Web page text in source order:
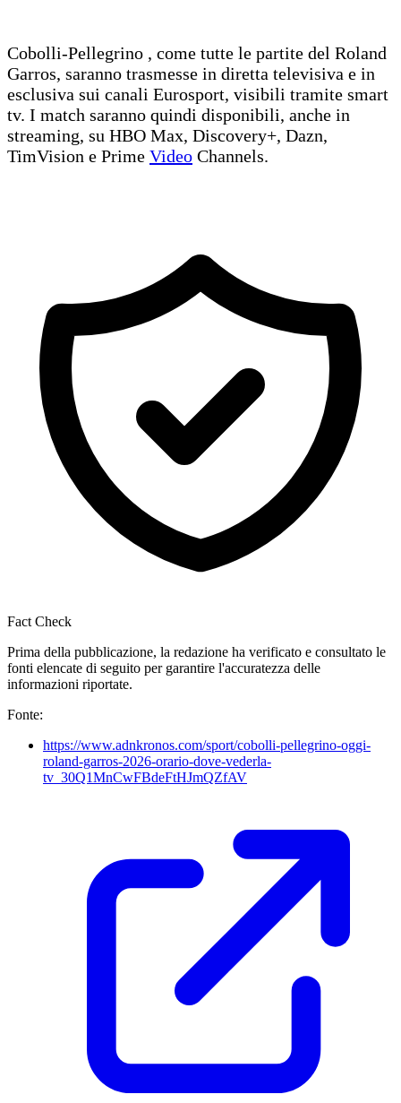
Cobolli-Pellegrino , come tutte le partite del Roland
Garros, saranno trasmesse in diretta televisiva e in
esclusiva sui canali Eurosport, visibili tramite smart
tv. I match saranno quindi disponibili, anche in
streaming, su HBO Max, Discovery+, Dazn,
TimVision e Prime Video Channels.
Fact Check
Prima della pubblicazione, la redazione ha verificato e consultato le
fonti elencate di seguito per garantire l'accuratezza delle
informazioni riportate.
Fonte:
https://www.adnkronos.com/sport/cobolli-pellegrino-oggi-
roland-garros-2026-orario-dove-vederla-
tv_30Q1MnCwFBdeFtHJmQZfAV